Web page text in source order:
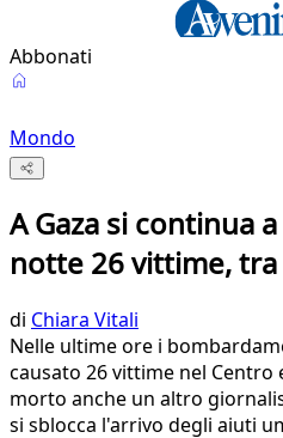
Abbonati
Mondo
A Gaza si continua
notte 26 vittime,
di Chiara Vitali
Nelle ultime ore i
causato 26 vittime nel Centro
morto anche un altro
si sblocca l'arrivo degli aiuti